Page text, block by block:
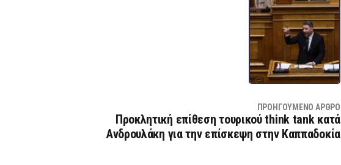
ΠΡΟΗΓΟΎΜΕΝΟ ΆΡΘΡΟ
Προκλητική επίθεση τουρικού think tank κατά
Ανδρουλάκη για την επίσκεψη στην Καππαδοκία